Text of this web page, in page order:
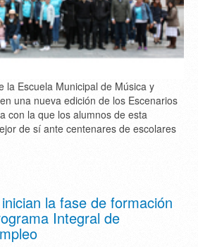
la Escuela Municipal de Música y
una nueva edición de los Escenarios
con la que los alumnos de esta
de sí ante centenares de escolares
la fase de formación
Integral de